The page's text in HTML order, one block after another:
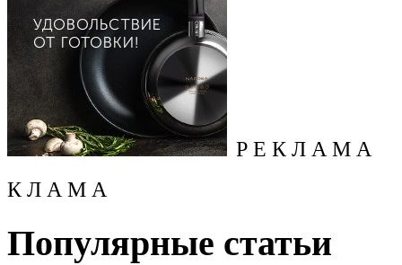
Р Е К Л А М А
К Л А М А
Популярные статьи